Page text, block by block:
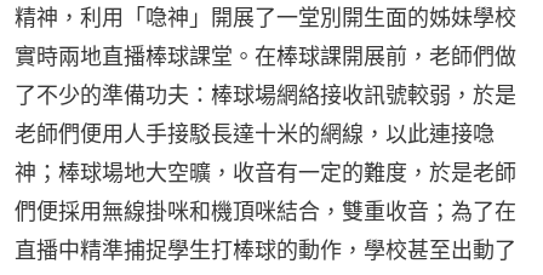
精神，利用「喼神」開展了一堂別開生面的姊妹學校
實時兩地直播棒球課堂。在棒球課開展前，老師們做
了不少的準備功夫：棒球場網絡接收訊號較弱，於是
老師們便用人手接駁長達十米的網線，以此連接喼
神；棒球場地大空曠，收音有一定的難度，於是老師
們便採用無線掛咪和機頂咪結合，雙重收音；為了在
直播中精準捕捉學生打棒球的動作，學校甚至出動了